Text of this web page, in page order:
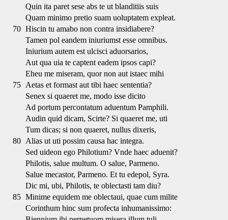
Quin ita paret sese abs te ut blanditiis suis
Quam minimo pretio suam uoluptatem expleat.
70 Hiscin tu amabo non contra insidiabere?
Tamen pol eandem iniuriumst esse omnibus.
Iniurium autem est ulcisci aduorsarios,
Aut qua uia te captent eadem ipsos capi?
Eheu me miseram, quor non aut istaec mihi
75
Aetas et formast aut tibi haec sententia?
Senex si quaeret me, modo isse dicito
Ad portum percontatum aduentum Pamphili.
Audin quid dicam, Scirte? Si quaeret me, uti
Tum dicas; si non quaeret, nullus dixeris,
80
Alias ut uti possim causa hac integra.
Sed uideon ego Philotium? Vnde haec aduenit?
Philotis, salue multum. O salue, Parmeno.
Salue mecastor, Parmeno. Et tu edepol, Syra.
Dic mi, ubi, Philotis, te oblectasti tam diu?
85 Minime equidem me oblectaui, quae cum milite
Corinthum hinc sum profecta inhumanissimo: